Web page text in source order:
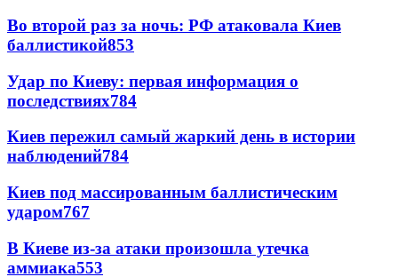
Во второй раз за ночь: РФ атаковала Киев
баллистикой853
Удар по Киеву: первая информация о
последствиях784
Киев пережил самый жаркий день в истории
наблюдений784
Киев под массированным баллистическим
ударом767
В Киеве из-за атаки произошла утечка
аммиака553